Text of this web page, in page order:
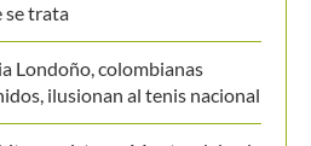
se trata
Londoño, colombianas
ilusionan al tenis nacional